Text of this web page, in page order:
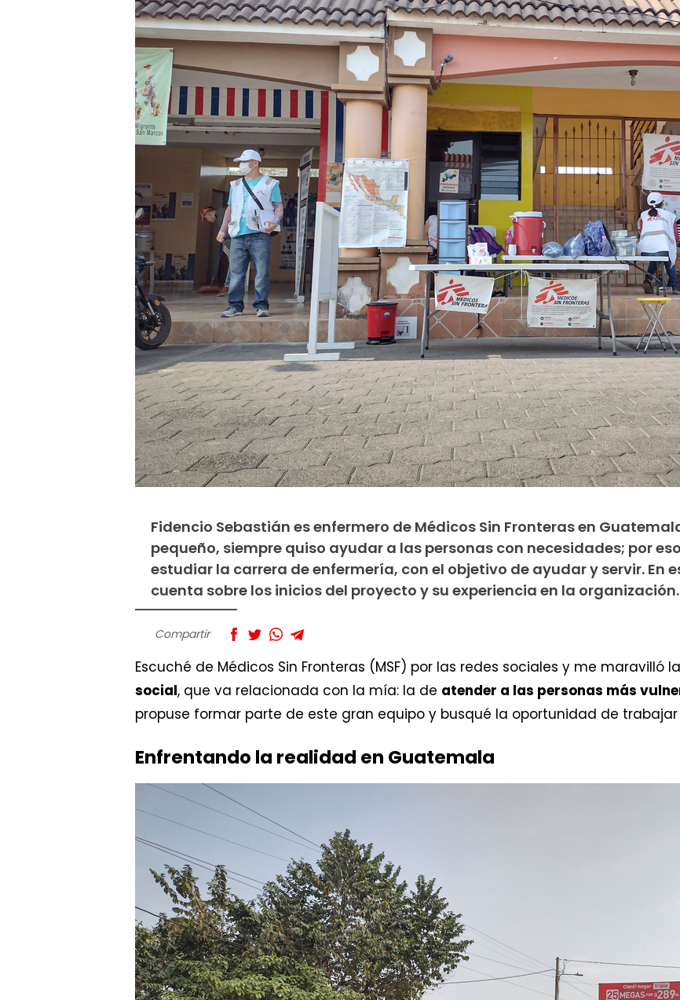
Fidencio Sebastián es enfermero de Médicos Sin Fronteras en
pequeño, siempre quiso ayudar a las personas con necesidades; por
estudiar la carrera de enfermería, con el objetivo de ayudar y servir. En
cuenta sobre los inicios del proyecto y su experiencia en la organización.
Compartir
Escuché de Médicos Sin Fronteras (MSF) por las redes sociales y me maravilló
social, que va relacionada con la mía: la de atender a las personas más
propuse formar parte de este gran equipo y busqué la oportunidad de
Enfrentando la realidad en Guatemala